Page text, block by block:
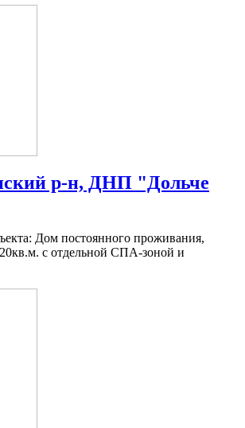
р-н, ДНП "Дольче
Дом постоянного проживания,
с отдельной СПА-зоной и